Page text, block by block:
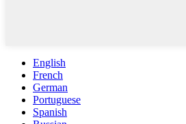
English
French
German
Portuguese
Spanish